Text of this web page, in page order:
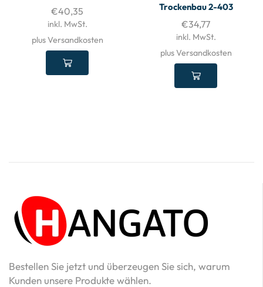
€40,35
inkl. MwSt.
plus Versandkosten
Trockenbau 2-403
€34,77
inkl. MwSt.
plus Versandkosten
Bestellen Sie jetzt und überzeugen Sie sich, warum
Kunden unsere Produkte wählen.